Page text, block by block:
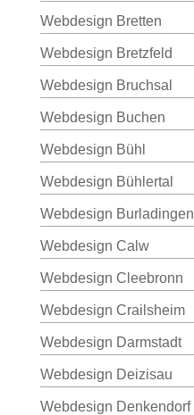
Webdesign Bretten
Webdesign Bretzfeld
Webdesign Bruchsal
Webdesign Buchen
Webdesign Bühl
Webdesign Bühlertal
Webdesign Burladingen
Webdesign Calw
Webdesign Cleebronn
Webdesign Crailsheim
Webdesign Darmstadt
Webdesign Deizisau
Webdesign Denkendorf